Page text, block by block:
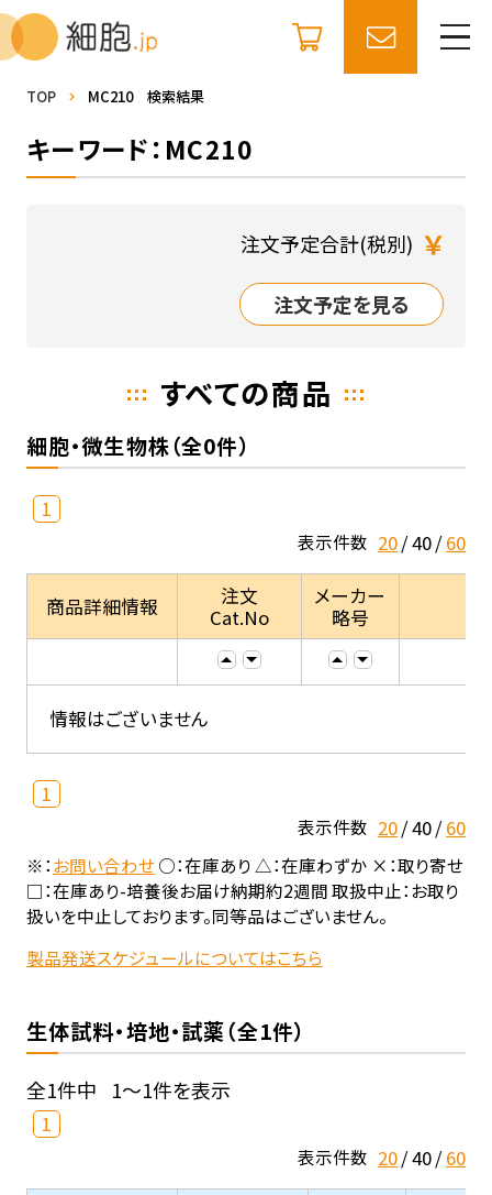
TOP MC210 検索結果
キーワード：MC210
注文予定合計(税別) ￥
注文予定を見る
すべての商品
細胞・微生物株（全0件）
1
表示件数 20 40 60
商品詳細情報
注文
Cat.No
メーカー
略号
情報はございません
1
表示件数 20 40 60
※：お問い合わせ○：在庫あり △：在庫わずか ×：取り寄せ
□：在庫あり-培養後お届け納期約2週間 取扱中止：お取り
扱いを中止しております。同等品はございません。
製品発送スケジュールについてはこちら
生体試料・培地・試薬（全1件）
全1件中 1～1件を表示
1
表示件数 20 40 60